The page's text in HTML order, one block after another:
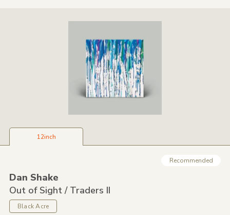
12inch
Recommended
Dan Shake
Out of Sight /Traders II
Black Acre